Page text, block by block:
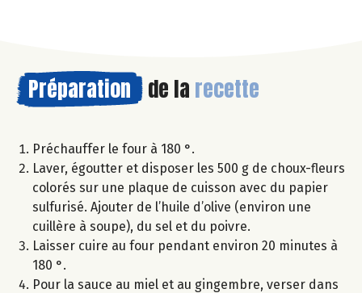
Préparation de la recette
Préchauffer le four à 180 °.
Laver, égoutter et disposer les 500 g de choux-fleurs
colorés sur une plaque de cuisson avec du papier
sulfurisé. Ajouter de l’huile d’olive (environ une
cuillère à soupe), du sel et du poivre.
Laisser cuire au four pendant environ 20 minutes à
180 °.
Pour la sauce au miel et au gingembre, verser dans